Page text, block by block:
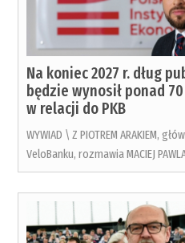
Na koniec 2027 r. dług
będzie wynosił ponad
w relacji do PKB
WYWIAD \ Z PIOTREM ARAKIEM,
VeloBanku, rozmawia MACIEJ